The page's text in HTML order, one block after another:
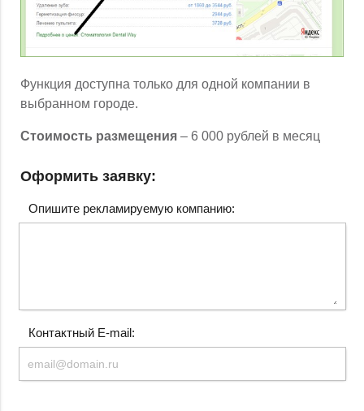
Функция доступна только для одной компании в
выбранном городе.
Стоимость размещения – 6 000 рублей в месяц
Оформить заявку:
Опишите рекламируемую компанию:
Контактный E-mail: